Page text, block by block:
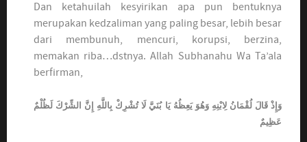
Dan ketahuilah kesyirikan apa pun bentuknya
merupakan kedzaliman yang paling besar, lebih besar
dari membunuh, mencuri, korupsi, berzina,
memakan riba…dstnya. Allah Subhanahu Wa Ta’ala
berfirman,
وَإِذْ قَالَ لُقْمَانُ لِابْنِهِ وَهُوَ يَعِظُهُ يَا بُنَيَّ لَا تُشْرِكْ بِاللَّهِ إِنَّ الشِّرْكَ لَظُلْمٌ
عَظِيمٌ